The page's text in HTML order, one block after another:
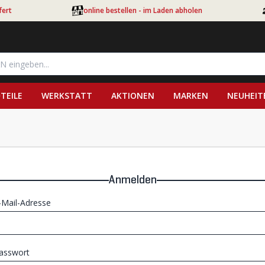
online bestellen - im Laden abholen
WERKSTATT AKTIONEN MARKEN
Anmelden
Mail-Adresse